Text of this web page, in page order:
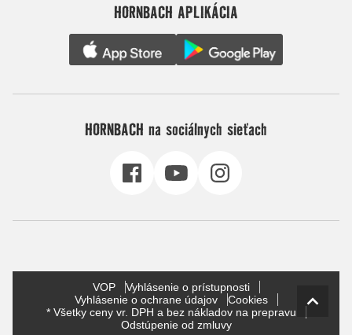
HORNBACH APLIKÁCIA
HORNBACH na sociálnych sieťach
VOP
Vyhlásenie o prístupnosti
Vyhlásenie o ochrane údajov
Cookies
* Všetky ceny vr. DPH a bez nákladov na prepravu
Odstúpenie od zmluvy